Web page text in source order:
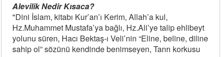
Alevilik Nedir Kısaca?
"Dini İslam, kitabı Kur’an’ı Kerim, Allah’a kul,
Hz.Muhammet Mustafa’ya bağlı, Hz.Ali’ye talip ehlibeyt
yolunu süren, Hacı Bektaş-ı Veli’nin “Eline, beline, diline
sahip ol” sözünü kendinde benimseyen, Tanrı korkusu